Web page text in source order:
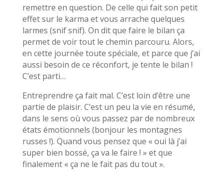
remettre en question. De celle qui fait son petit
effet sur le karma et vous arrache quelques
larmes (snif snif). On dit que faire le bilan ça
permet de voir tout le chemin parcouru. Alors,
en cette journée toute spéciale, et parce que j’ai
aussi besoin de ce réconfort, je tente le bilan !
C’est parti…
Entreprendre ça fait mal. C’est loin d’être une
partie de plaisir. C’est un peu la vie en résumé,
dans le sens où vous passez par de nombreux
états émotionnels (bonjour les montagnes
russes !). Quand vous pensez que « oui là j’ai
super bien bossé, ça va le faire ! » et que
finalement « ça ne le fait pas du tout ».